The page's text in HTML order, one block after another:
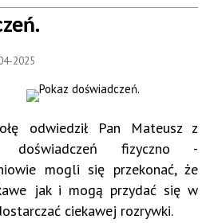
2025
odwiedził Pan Mateusz z
doświadczeń fizyczno -
mogli się przekonać, że
jak i mogą przydać się w
ciekawej rozrywki.